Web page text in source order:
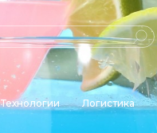
Технологии Логистика